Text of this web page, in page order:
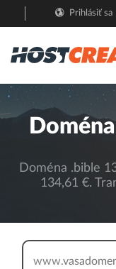
Prihlásiť sa
Doména .bible
134,61 €.
www.